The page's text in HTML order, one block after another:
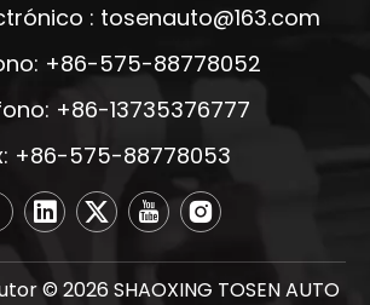
: tosenauto@163.com
+86-575-88778052
+86-13735376777
+86-575-88778053
©2026 SHAOXING TOSEN AUTO